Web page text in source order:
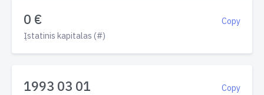
Copy
0 €
Įstatinis kapitalas (#)
Copy
1993 03 01